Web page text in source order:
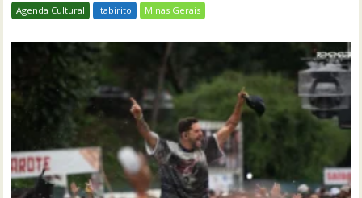
Agenda Cultural Itabirito Minas Gerais